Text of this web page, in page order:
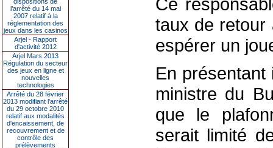
l’arrêté du 14 mai
2007 relatif à la
réglementation des
jeux dans les casinos
Arjel - Rapport
d'activité 2012
Arjel Mars 2013
Régulation du secteur
des jeux en ligne et
nouvelles
technologies
Arrêté du 28 février
2013 modifiant l'arrêté
du 29 octobre 2010
relatif aux modalités
d'encaissement, de
recouvrement et de
contrôle des
prélèvements
taux de retour
espérer un
En
ministre du
que le
serait limité